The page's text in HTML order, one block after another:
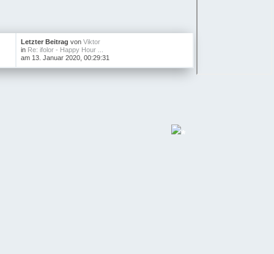
Letzter Beitrag vonViktor
in Re: ifolor - Happy Hour ...
am 13. Januar 2020, 00:29:31